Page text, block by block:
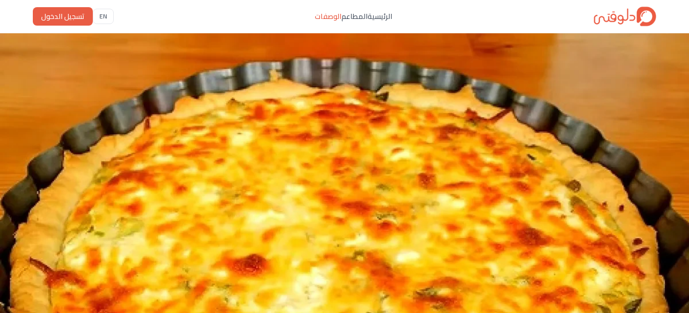
الرئيسيةالمطاعمالوصفات EN تسجيل الدخول